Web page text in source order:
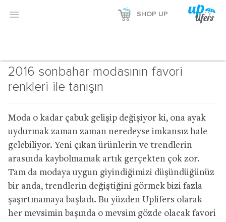
 SHOP UP
2016 sonbahar modasının favori
renkleri ile tanışın
Moda o kadar çabuk gelişip değişiyor ki, ona ayak
uydurmak zaman zaman neredeyse imkansız hale
gelebiliyor. Yeni çıkan ürünlerin ve trendlerin
arasında kaybolmamak artık gerçekten çok zor.
Tam da modaya uygun giyindiğimizi düşündüğünüz
bir anda, trendlerin değiştiğini görmek bizi fazla
şaşırtmamaya başladı. Bu yüzden Uplifers olarak
her mevsimin başında o mevsim gözde olacak favori